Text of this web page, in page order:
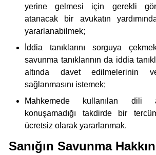
yerine gelmesi için gerekli
atanacak bir avukatın
yararlanabilmek;
İddia tanıklarını sorguya
savunma tanıklarının da iddia
altında davet edilmelerinin
sağlanmasını istemek;
Mahkemede kullanılan dili
konuşamadığı takdirde bir
ücretsiz olarak yararlanmak.
Sanığın Savunma